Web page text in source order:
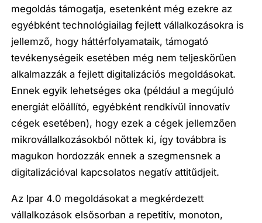
megoldás támogatja, esetenként még ezekre az
egyébként technológiailag fejlett vállalkozásokra is
jellemző, hogy háttérfolyamataik, támogató
tevékenységeik esetében még nem teljeskörűen
alkalmazzák a fejlett digitalizációs megoldásokat.
Ennek egyik lehetséges oka (például a megújuló
energiát előállító, egyébként rendkívül innovatív
cégek esetében), hogy ezek a cégek jellemzően
mikrovállalkozásokból nőttek ki, így továbbra is
magukon hordozzák ennek a szegmensnek a
digitalizációval kapcsolatos negatív attitűdjeit.
Az Ipar 4.0 megoldásokat a megkérdezett
vállalkozások elsősorban a repetitív, monoton,